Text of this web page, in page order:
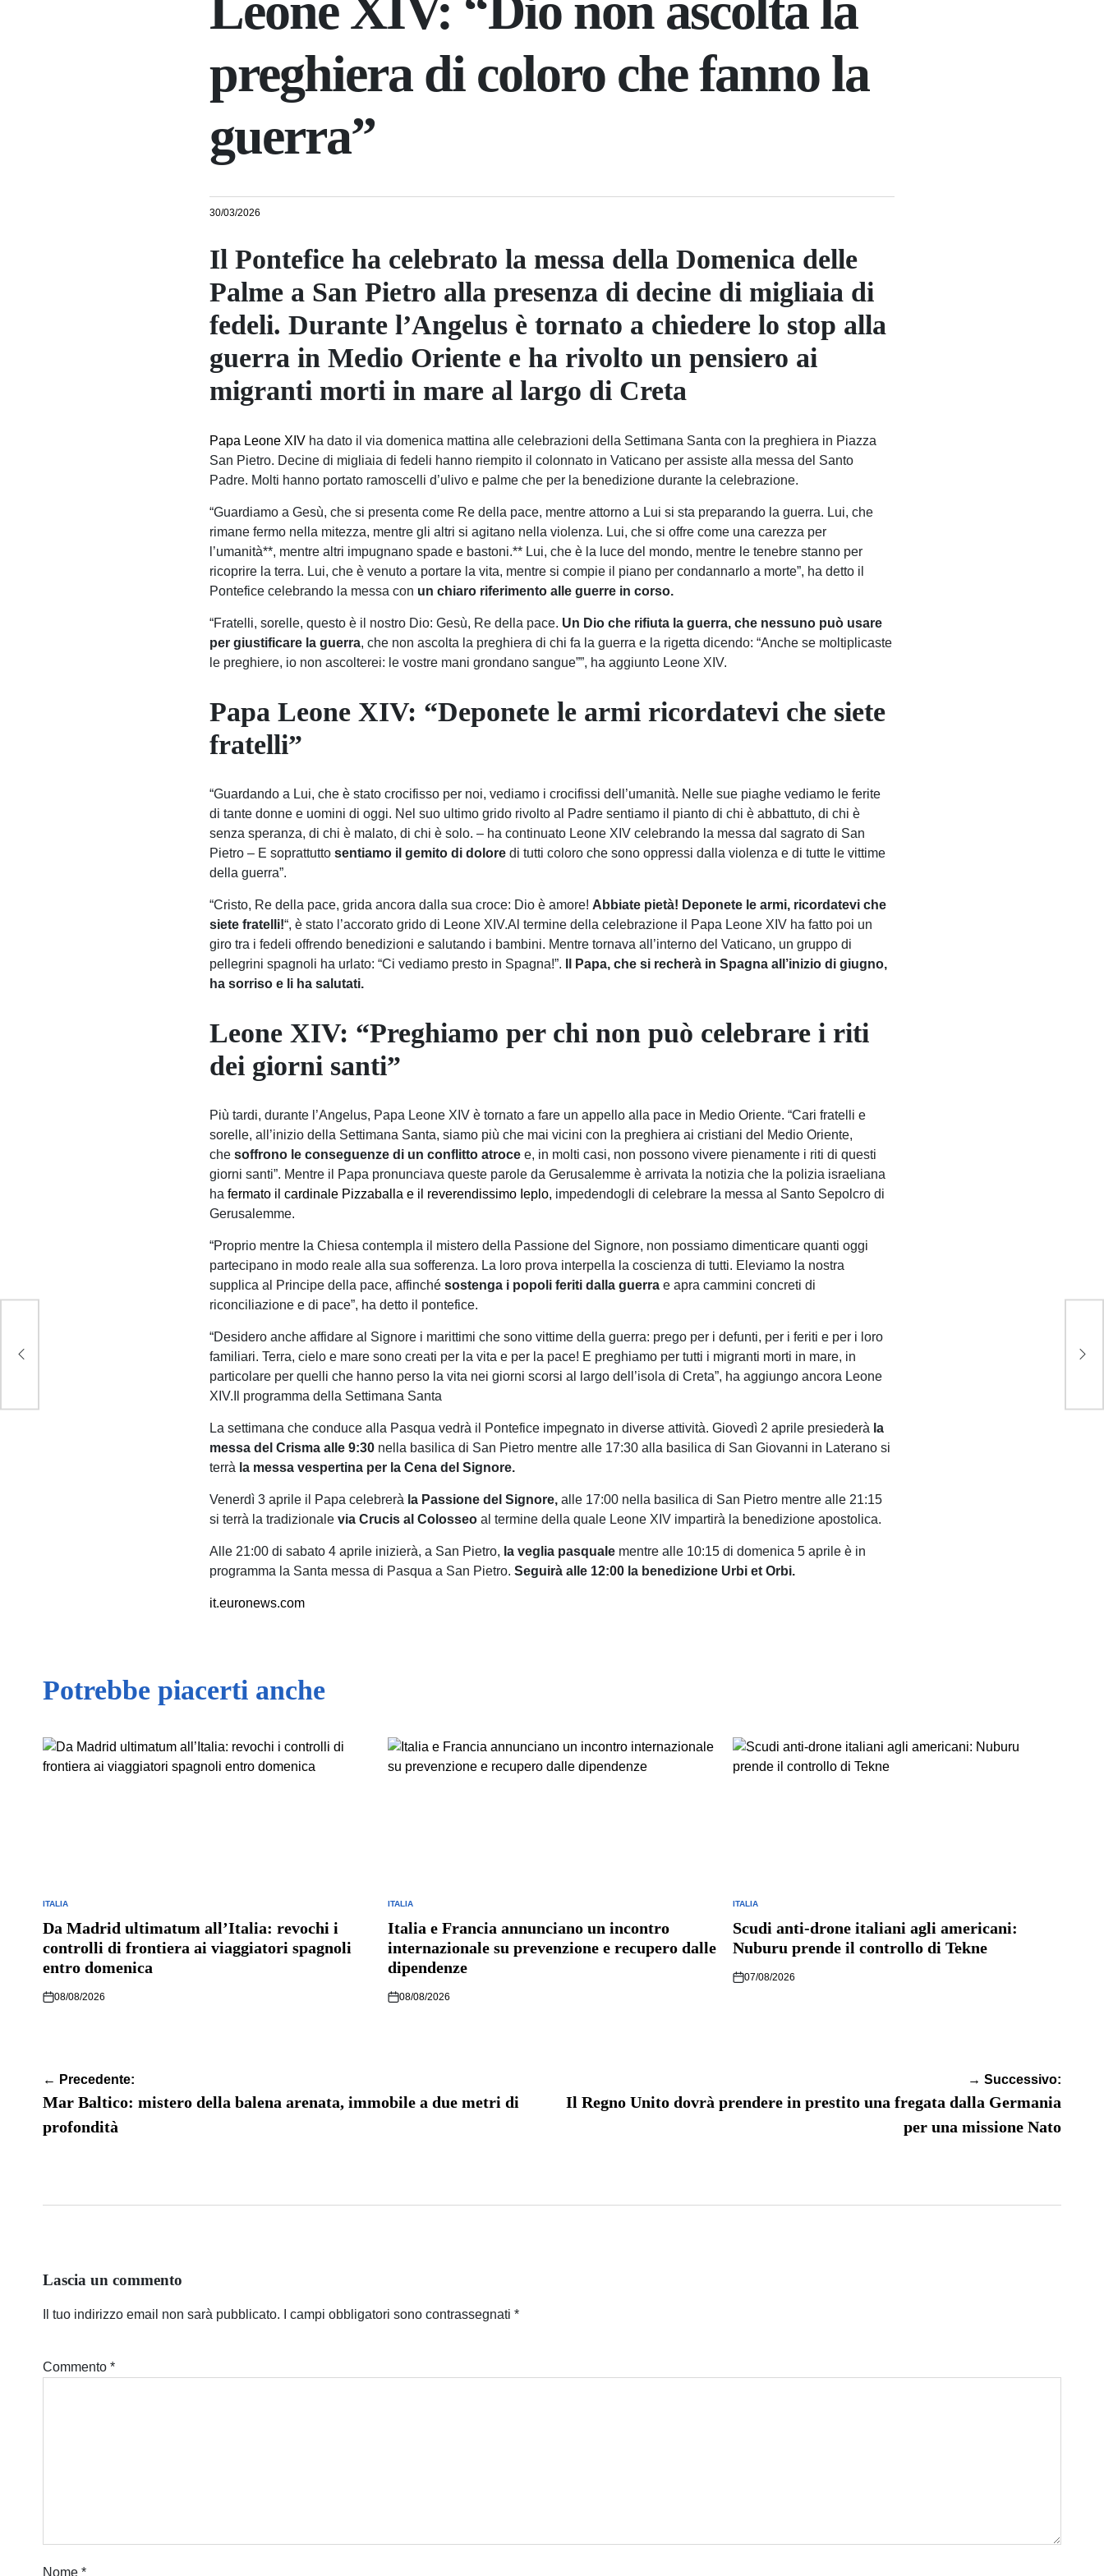
preghiera di coloro che fanno la
guerra”
30/03/2026
Il Pontefice ha celebrato la messa della Domenica delle
Palme a San Pietro alla presenza di decine di migliaia di
fedeli. Durante l’Angelus è tornato a chiedere lo stop alla
guerra in Medio Oriente e ha rivolto un pensiero ai
migranti morti in mare al largo di Creta
Papa Leone XIV ha dato il via domenica mattina alle celebrazioni della Settimana Santa con la preghiera in Piazza
San Pietro. Decine di migliaia di fedeli hanno riempito il colonnato in Vaticano per assiste alla messa del Santo
Padre. Molti hanno portato ramoscelli d’ulivo e palme che per la benedizione durante la celebrazione.
“Guardiamo a Gesù, che si presenta come Re della pace, mentre attorno a Lui si sta preparando la guerra. Lui, che
rimane fermo nella mitezza, mentre gli altri si agitano nella violenza. Lui, che si offre come una carezza per
l’umanità**, mentre altri impugnano spade e bastoni.** Lui, che è la luce del mondo, mentre le tenebre stanno per
ricoprire la terra. Lui, che è venuto a portare la vita, mentre si compie il piano per condannarlo a morte”, ha detto il
Pontefice celebrando la messa con un chiaro riferimento alle guerre in corso.
“Fratelli, sorelle, questo è il nostro Dio: Gesù, Re della pace. Un Dio che rifiuta la guerra, che nessuno può usare
per giustificare la guerra, che non ascolta la preghiera di chi fa la guerra e la rigetta dicendo: “Anche se moltiplicaste
le preghiere, io non ascolterei: le vostre mani grondano sangue””, ha aggiunto Leone XIV.
Papa Leone XIV: “Deponete le armi ricordatevi che siete
fratelli”
“Guardando a Lui, che è stato crocifisso per noi, vediamo i crocifissi dell’umanità. Nelle sue piaghe vediamo le ferite
di tante donne e uomini di oggi. Nel suo ultimo grido rivolto al Padre sentiamo il pianto di chi è abbattuto, di chi è
senza speranza, di chi è malato, di chi è solo. – ha continuato Leone XIV celebrando la messa dal sagrato di San
Pietro – E soprattuttosentiamo il gemito di dolore di tutti coloro che sono oppressi dalla violenza e di tutte le vittime
della guerra”.
“Cristo, Re della pace, grida ancora dalla sua croce: Dio è amore! Abbiate pietà! Deponete le armi, ricordatevi che
siete fratelli!“, è stato l’accorato grido di Leone XIV.Al termine della celebrazione il Papa Leone XIV ha fatto poi un
giro tra i fedeli offrendo benedizioni e salutando i bambini. Mentre tornava all’interno del Vaticano, un gruppo di
pellegrini spagnoli ha urlato: “Ci vediamo presto in Spagna!”.
Il Papa, che si recherà in Spagna all’inizio di giugno,
ha sorriso e li ha salutati.
Leone XIV: “Preghiamo per chi non può celebrare i riti
dei giorni santi”
Più tardi, durante l’Angelus, Papa Leone XIV è tornato a fare un appello alla pace in Medio Oriente. “Cari fratelli e
sorelle, all’inizio della Settimana Santa, siamo più che mai vicini con la preghiera ai cristiani del Medio Oriente,
chesoffrono le conseguenze di un conflitto atroce e, in molti casi, non possono vivere pienamente i riti di questi
giorni santi”. Mentre il Papa pronunciava queste parole da Gerusalemme è arrivata la notizia che la polizia israeliana
ha fermato il cardinale Pizzaballa e il reverendissimo Ieplo, impedendogli di celebrare la messa al Santo Sepolcro di
Gerusalemme.
“Proprio mentre la Chiesa contempla il mistero della Passione del Signore, non possiamo dimenticare quanti oggi
partecipano in modo reale alla sua sofferenza. La loro prova interpella la coscienza di tutti. Eleviamo la nostra
supplica al Principe della pace, affinchésostenga i popoli feriti dalla guerra e apra cammini concreti di
riconciliazione e di pace”, ha detto il pontefice.
“Desidero anche affidare al Signore i marittimi che sono vittime della guerra: prego per i defunti, per i feriti e per i loro
familiari. Terra, cielo e mare sono creati per la vita e per la pace! E preghiamo per tutti i migranti morti in mare, in
particolare per quelli che hanno perso la vita nei giorni scorsi al largo dell’isola di Creta”, ha aggiungo ancora Leone
XIV.Il programma della Settimana Santa
La settimana che conduce alla Pasqua vedrà il Pontefice impegnato in diverse attività. Giovedì 2 aprile presiederà la
messa del Crisma alle 9:30 nella basilica di San Pietro mentre alle 17:30 alla basilica di San Giovanni in Laterano si
terrà la messa vespertina per la Cena del Signore.
Venerdì 3 aprile il Papa celebrerà la Passione del Signore, alle 17:00 nella basilica di San Pietro mentre alle 21:15
si terrà la tradizionalevia Crucis al Colosseo al termine della quale Leone XIV impartirà la benedizione apostolica.
Alle 21:00 di sabato 4 aprile inizierà, a San Pietro, la veglia pasquale mentre alle 10:15 di domenica 5 aprile è in
programma la Santa messa di Pasqua a San Pietro.Seguirà alle 12:00 la benedizione Urbi et Orbi.
it.euronews.com
Potrebbe piacerti anche
POSTED
IN
ITALIA
Da Madrid ultimatum all’Italia: revochi i
controlli di frontiera ai viaggiatori spagnoli
entro domenica
08/08/2026
POSTED
IN
ITALIA
Italia e Francia annunciano un incontro
internazionale su prevenzione e recupero dalle
dipendenze
08/08/2026
POSTED
IN
ITALIA
Scudi anti-drone italiani agli americani:
Nuburu prende il controllo di Tekne
07/08/2026
Navigazione
articoli
← Precedente:
Mar Baltico: mistero della balena arenata, immobile a due metri di
profondità
→ Successivo:
Il Regno Unito dovrà prendere in prestito una fregata dalla Germania
per una missione Nato
Lascia un commento
Il tuo indirizzo email non sarà pubblicato. I campi obbligatori sono contrassegnati *
Commento *
Nome *